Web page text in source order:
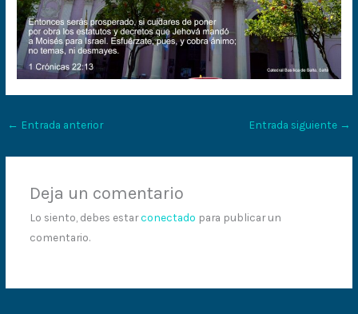
← Entrada anterior Entrada siguiente →
Deja un comentario
Lo siento, debes estarconectado para publicar un
comentario.